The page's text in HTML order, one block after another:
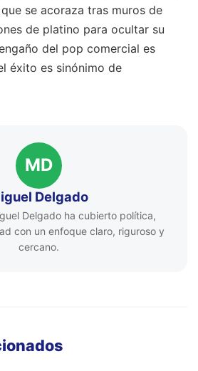
se acoraza tras muros de
de platino para ocultar su
del pop comercial es
éxito es sinónimo de
MD
Delgado
Delgado ha cubierto política,
con un enfoque claro, riguroso y
cercano.